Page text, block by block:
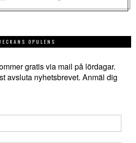
OPULENS
gratis via mail på lördagar.
avsluta nyhetsbrevet. Anmäl dig